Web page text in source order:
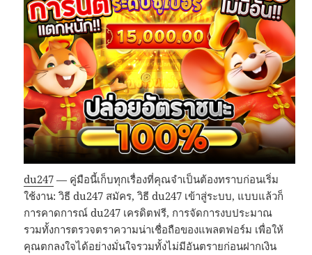
du247 — คู่มือนี้เก็บทุกเรื่องที่คุณจำเป็นต้องทราบก่อนเริ่ม
ใช้งาน: วิธี du247 สมัคร, วิธี du247 เข้าสู่ระบบ, แบบแล้วก็
การคาดการณ์ du247 เครดิตฟรี, การจัดการงบประมาณ
รวมทั้งการตรวจตราความน่าเชื่อถือของแพลตฟอร์ม เพื่อให้
คุณตกลงใจได้อย่างมั่นใจรวมทั้งไม่มีอันตรายก่อนฝากเงิน